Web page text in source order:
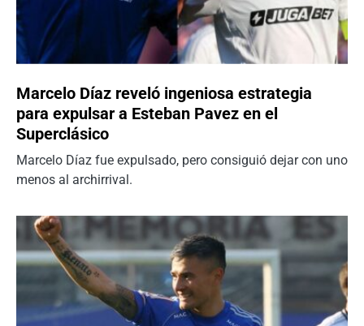
Marcelo Díaz reveló ingeniosa estrategia
para expulsar a Esteban Pavez en el
Superclásico
Marcelo Díaz fue expulsado, pero consiguió dejar con uno
menos al archirrival.